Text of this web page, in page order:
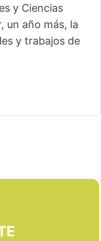
y Ciencias
un año más, la
y trabajos de